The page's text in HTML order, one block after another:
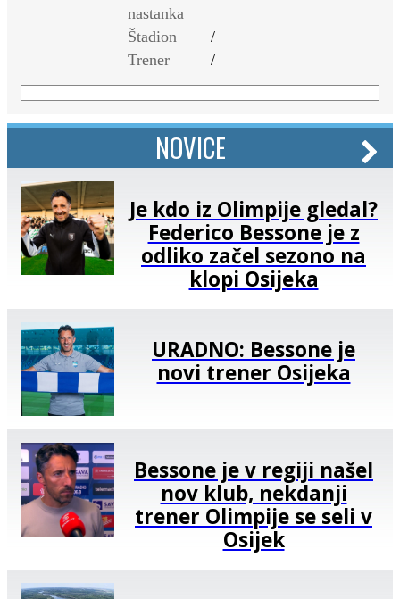
nastanka
Štadion
/
Trener
/
NOVICE
Je kdo iz Olimpije gledal?
Federico Bessone je z
odliko začel sezono na
klopi Osijeka
URADNO: Bessone je
novi trener Osijeka
Bessone je v regiji našel
nov klub, nekdanji
trener Olimpije se seli v
Osijek